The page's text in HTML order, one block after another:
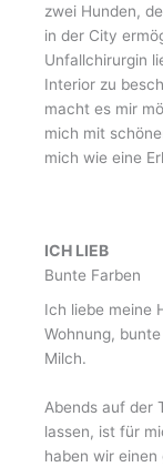
zwei Hunden,
in der City
Unfallchirurgin
Interior zu
macht es mir
mich mit
mich wie eine
ICH LIEB
Bunte Farben
Ich liebe meine
Wohnung,
Milch.
Abends auf der
lassen, ist für
haben wir